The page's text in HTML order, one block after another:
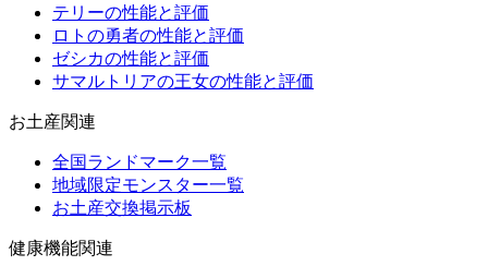
テリーの性能と評価
ロトの勇者の性能と評価
ゼシカの性能と評価
サマルトリアの王女の性能と評価
お土産関連
全国ランドマーク一覧
地域限定モンスター一覧
お土産交換掲示板
健康機能関連